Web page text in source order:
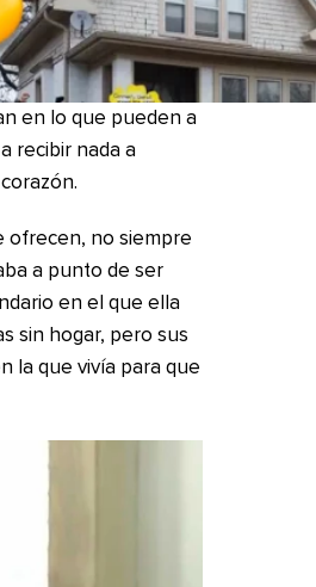
en lo que pueden a
recibir nada a
ofrecen, no siempre
a punto de ser
en el que ella
sin hogar, pero sus
la que vivía para que